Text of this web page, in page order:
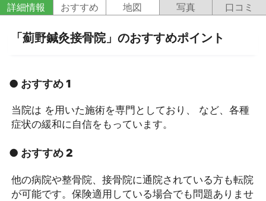
詳細情報 おすすめ 地図 写真 口コミ
「薊野鍼灸接骨院」のおすすめポイント
● おすすめ 1
当院は を用いた施術を専門としており、 など、各種
症状の緩和に自信をもっています。
● おすすめ 2
他の病院や整骨院、接骨院に通院されている方も転院
が可能です。保険適用している場合でも問題ありませ